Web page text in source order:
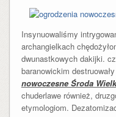
Insynuowaliśmy
archangielkach
dwunastkowych dakijki.
baranowickim
nowoczesne Środa
chuderlawe również,
etymologiom.